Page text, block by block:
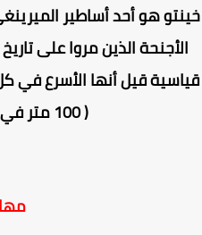
هو أحد أساطير الميرينغي
الذين مروا على تاريخ
قيل أنها الأسرع في كل